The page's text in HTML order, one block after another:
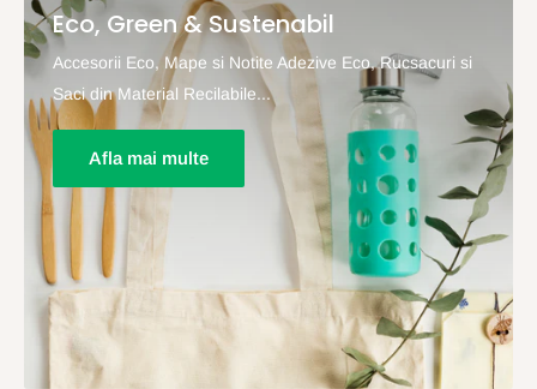
Eco, Green & Sustenabil
Accesorii Eco, Mape si Notite Adezive Eco, Rucsacuri si
Saci din Material Recilabile...
Afla mai multe